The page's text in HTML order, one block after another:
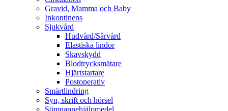
Gravid, Mamma och Baby
Inkontinens
Sjukvård
Hudvård/Sårvård
Elastiska lindor
Skavskydd
Blodtrycksmätare
Hjärtstartare
Postoperativ
Smärtlindring
Syn, skrift och hörsel
Sömnapnehjälpmedel